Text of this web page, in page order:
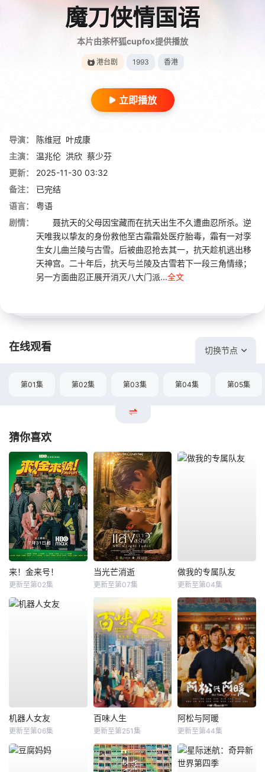
魔刀侠情国语
本片由茶杯狐cupfox提供播放
港台剧 1993 香港
立即播放
导演： 陈维冠 叶成康
主演：
温兆伦 洪欣 蔡少芬
更新：
2025-11-30 03:32
备注：
已完结
语言：
粤语
剧情：
聂抗天的父母因宝藏而在抗天出生不久遭曲忍所杀。逆
天唯我以挚友的身份救他至古霜霜处医疗胎毒，霜有一对孪
生女儿曲兰陵与古雪。后被曲忍抢去其一，抗天趁机逃出移
天神宫。二十年后，抗天与兰陵及古雪若下一段三角情缘；
另一方面曲忍正展开消灭八大门派...全文
在线观看 切换节点
第01集 第02集 第03集 第04集 第05集
猜你喜欢
来！金来号！
更新至第02集
当光芒消逝
更新至第07集
做我的专属队友
更新至第04集
机器人女友
更新至第06集
百味人生
更新至第251集
阿松与阿暖
更新至第44集